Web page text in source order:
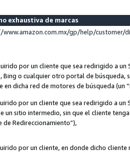
exhaustiva de marcas
gp/help/customer/
por un cliente que sea redirigido a
Bing o cualquier otro portal de
en dicha red de motores de búsqueda (un
por un cliente que sea redirigido a un
un sitio intermedio, sin que el cliente
de Redireccionamiento”),
por un cliente, en donde dicho